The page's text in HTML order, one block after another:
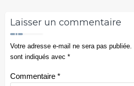
Laisser un commentaire
Votre adresse e-mail ne sera pas publiée.
sont indiqués avec *
Commentaire *